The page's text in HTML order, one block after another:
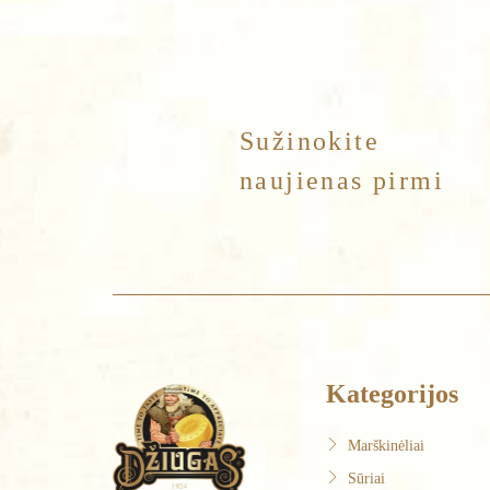
Sužinokite
naujienas pirmi
Kategorijos
Marškinėliai
Sūriai